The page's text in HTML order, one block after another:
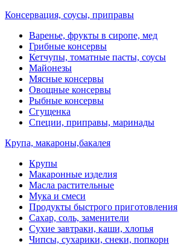
Консервация, соусы, приправы
Варенье, фрукты в сиропе, мед
Грибные консервы
Кетчупы, томатные пасты, соусы
Майонезы
Мясные консервы
Овощные консервы
Рыбные консервы
Сгущенка
Специи, приправы, маринады
Крупа, макароны,бакалея
Крупы
Макаронные изделия
Масла растительные
Мука и смеси
Продукты быстрого приготовления
Сахар, соль, заменители
Сухие завтраки, каши, хлопья
Чипсы, сухарики, снеки, попкорн